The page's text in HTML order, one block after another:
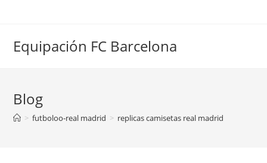
Equipación FC Barcelona
Blog
> futboloo-real madrid > replicas camisetas real madrid